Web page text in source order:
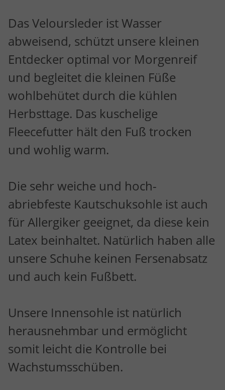
Das Veloursleder ist Wasser
abweisend, schützt unsere kleinen
Entdecker optimal vor Morgenreif
und begleitet die kleinen Füße
wohlbehütet durch die kühlen
Herbsttage. Das kuschelige
Fleecefutter hält den Fuß trocken
und wohlig warm.
Die sehr weiche und hoch-
abriebfeste Kautschuksohle ist auch
für Allergiker geeignet, da diese kein
Latex beinhaltet. Natürlich haben alle
unsere Schuhe keinen Fersenabsatz
und auch kein Fußbett.
Unsere Innensohle ist natürlich
herausnehmbar und ermöglicht
somit leicht die Kontrolle bei
Wachstumsschüben.